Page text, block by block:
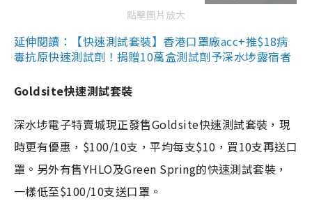
點擊圖片放大
延伸閱讀：【快速測試套裝】香港口罩廠acc+推$18病
毒抗原快速測試劑！捐贈10萬盒測試劑予深水埗露宿者
Goldsite快速測試套裝
深水埗電子特賣城現正發售Goldsite快速測試套裝，現
時更有優惠，$100/10支，平均每支$10，買10支再送口
罩。另外有售YHLO及Green Spring的快速測試套裝，
一樣低至$100/10支送口罩。